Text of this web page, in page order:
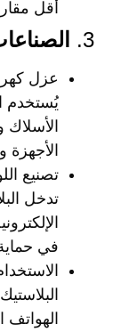
أقل
3.
عزل
يُستخدم
الأسلاك
الأجهزة
تصنيع
تدخل
في
الهواتف